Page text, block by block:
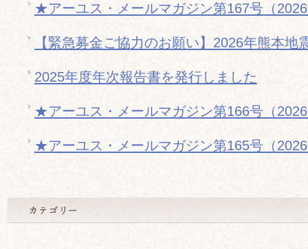
★アーユス・メールマガジン第167号（
【緊急募金ご協力のお願い】2026年熊本地
2025年度年次報告書を発行しました
★アーユス・メールマガジン第166号（
★アーユス・メールマガジン第165号（